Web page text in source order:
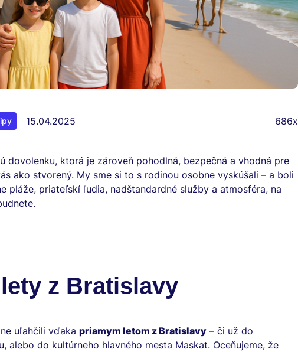
15.04.2025 686x
dovolenku, ktorá je zároveň pohodlná, bezpečná a vhodná pre
ako stvorený. My sme si to s rodinou osobne vyskúšali – a boli
pláže, priateľskí ľudia, nadštandardné služby a atmosféra, na
z Bratislavy
uľahčili vďaka priamym letom z Bratislavy – či už do
alebo do kultúrneho hlavného mesta Maskat. Oceňujeme, že